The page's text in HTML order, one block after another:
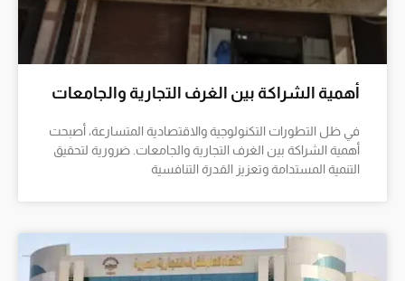
أهمية الشراكة بين الغرف التجارية والجامعات
في ظل التطورات التكنولوجية والاقتصادية المتسارعة، أصبحت
أهمية الشراكة بين الغرف التجارية والجامعات. ضرورية لتحقيق
التنمية المستدامة وتعزيز القدرة التنافسية